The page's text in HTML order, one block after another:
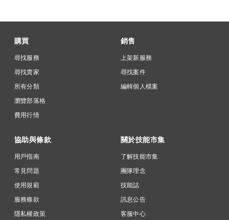
購買
尋找服務
尋找賣家
所有分類
瀏覽部落格
費用行情
銷售
上架新服務
尋找案件
編輯個人檔案
協助與條款
用戶指南
常見問題
使用規範
服務條款
隱私權政策
關於技能市集
了解技能市集
團隊理念
技能誌
訊息公告
客服中心